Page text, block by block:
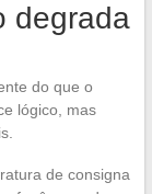
degrada
do que o
lógico, mas
de consigna